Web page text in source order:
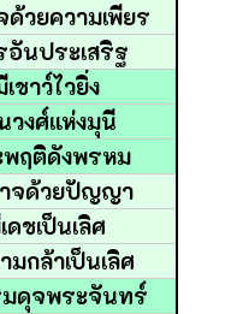
ด้วยความเพียร
นประเสริฐ
ชาว์ไวยิ่ง
วงศ์แห่งมุนี
ฤติดังพรหม
จด้วยปัญญา
ดชเป็นเลิศ
มกล้าเป็นเลิศ
ดุจพระจันทร์